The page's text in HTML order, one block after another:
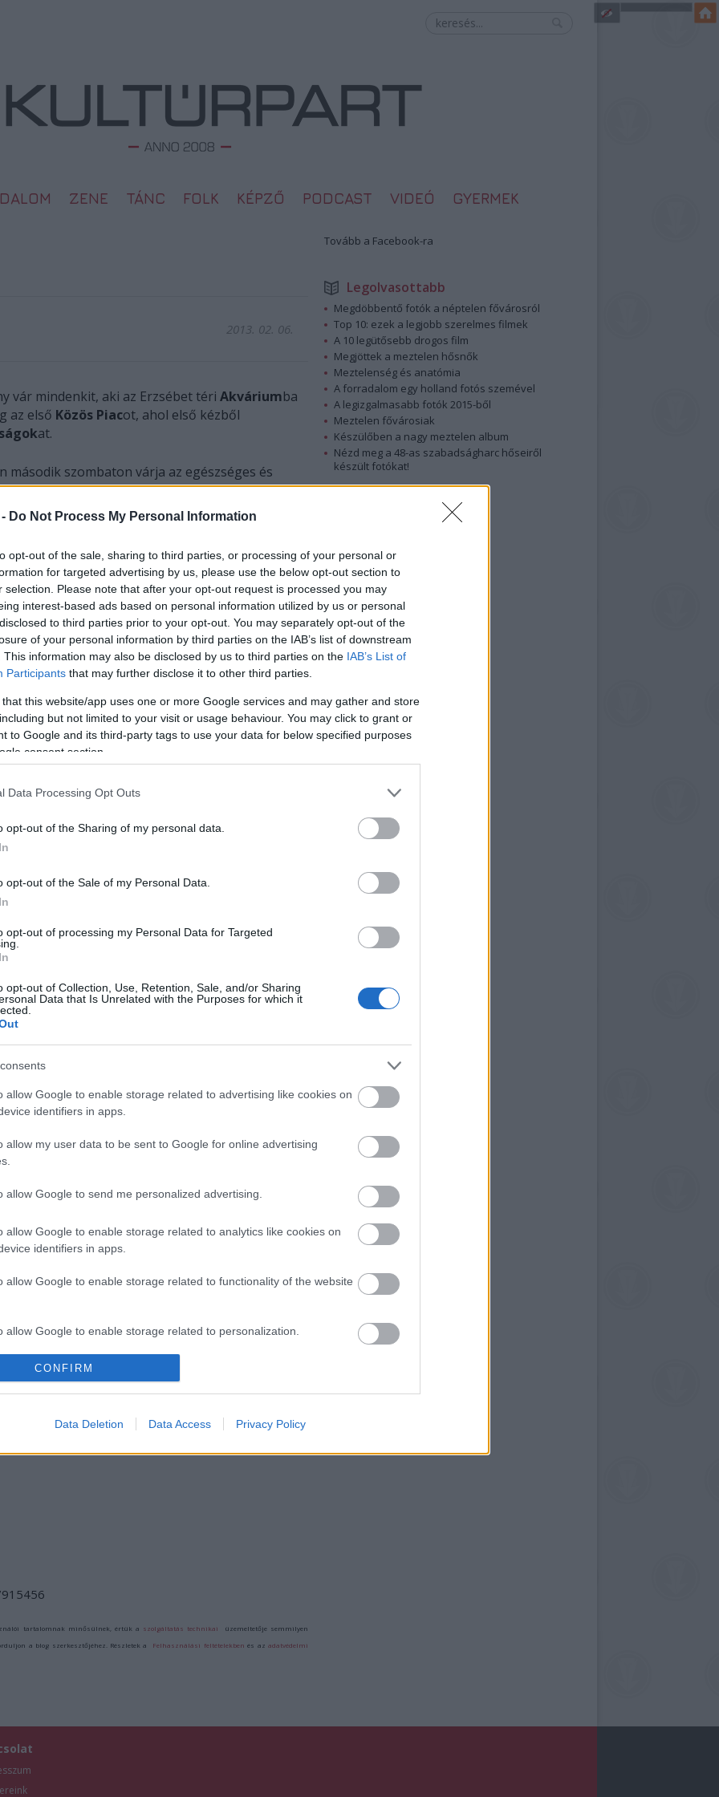
Do Not Process My Personal Information
opt-out of the sale, sharing to third parties, or processing of your personal or
for targeted advertising by us, please use the below opt-out section to
selection. Please note that after your opt-out request is processed you may
interest-based ads based on personal information utilized by us or personal
to third parties prior to your opt-out. You may separately opt-out of the
of your personal information by third parties on the IAB’s list of downstream
This information may also be disclosed by us to third parties on the IAB’s List of
Participants that may further disclose it to other third parties.
that this website/app uses one or more Google services and may gather and store
but not limited to your visit or usage behaviour. You may click to grant or
to Google and its third-party tags to use your data for below specified purposes
consent section.
Data Processing Opt Outs
opt-out of the Sharing of my personal data.
opt-out of the Sale of my Personal Data.
opt-out of processing my Personal Data for Targeted
opt-out of Collection, Use, Retention, Sale, and/or Sharing
Data that Is Unrelated with the Purposes for which it
allow Google to enable storage related to advertising like cookies on
identifiers in apps.
allow my user data to be sent to Google for online advertising
allow Google to send me personalized advertising.
allow Google to enable storage related to analytics like cookies on
identifiers in apps.
allow Google to enable storage related to functionality of the website
allow Google to enable storage related to personalization.
allow Google to enable storage related to security, including
functionality and fraud prevention, and other user protection.
CONFIRM
Data Deletion Data Access Privacy Policy
ZENE TÁNC FOLK KÉPZŐ PODCAST VIDEÓ GYERMEK
2013. 02. 06.
vár mindenkit, aki az Erzsébet téri Akváriumba
az első Közös Piacot, ahol első kézből
at.
második szombaton várja az egészséges és
finomságokra vágyó érdeklődőket. Lesz
gyümölcs, lekvár, süti, fűszerek, és még
készült finomság!
az, hogy minél többen helyi termelőktől és
piacon kizárólag egészséges ételeket,
káros növényvédő-szerek és
és kis manufaktúrák jelentkezését
minőségi alapanyagokból készülő
zöldséget, gyümölcsöt, fűszereket és más
a csokiig) kínálnak az érdeklődők számára.
felszereléseket készítők jelentkezését is várják.
azt szeretnék elérni, hogy a piacra járás
forrásból származó hozzávalók
élményt teremtve szórakozást is nyújtson a
e-mail címen: kozospiac@mentha.hu
de erősen ajánlott!
tartalomnak minősülnek, értük a szolgáltatás technikai üzemeltetője semmilyen
a blog szerkesztőjéhez. Részletek a Felhasználási feltételekben és azadatvédelmi
Tovább a Facebook-ra
Legolvasottabb
Megdöbbentő fotók a néptelen fővárosról
Top 10: ezek a legjobb szerelmes filmek
A 10 legütősebb drogos film
Megjöttek a meztelen hősnők
Meztelenség és anatómia
A forradalom egy holland fotós szemével
A legizgalmasabb fotók 2015-ből
Meztelen fővárosiak
Készülőben a nagy meztelen album
Nézd meg a 48-as szabadságharc hőseiről
készült fotókat!